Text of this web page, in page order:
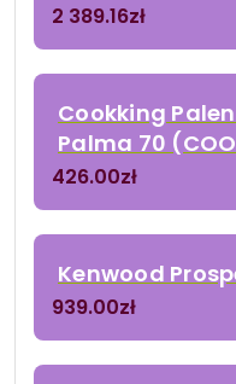
2 389.16zł
Cookking
Palma 70
426.00zł
Kenwood
939.00zł